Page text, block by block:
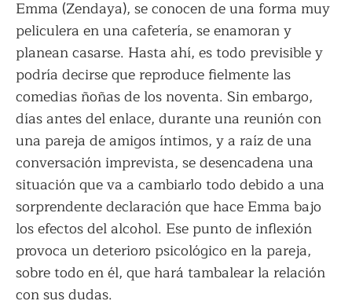
Emma (Zendaya), se conocen de una forma muy
peliculera en una cafetería, se enamoran y
planean casarse. Hasta ahí, es todo previsible y
podría decirse que reproduce fielmente las
comedias ñoñas de los noventa. Sin embargo,
días antes del enlace, durante una reunión con
una pareja de amigos íntimos, y a raíz de una
conversación imprevista, se desencadena una
situación que va a cambiarlo todo debido a una
sorprendente declaración que hace Emma bajo
los efectos del alcohol. Ese punto de inflexión
provoca un deterioro psicológico en la pareja,
sobre todo en él, que hará tambalear la relación
con sus dudas.